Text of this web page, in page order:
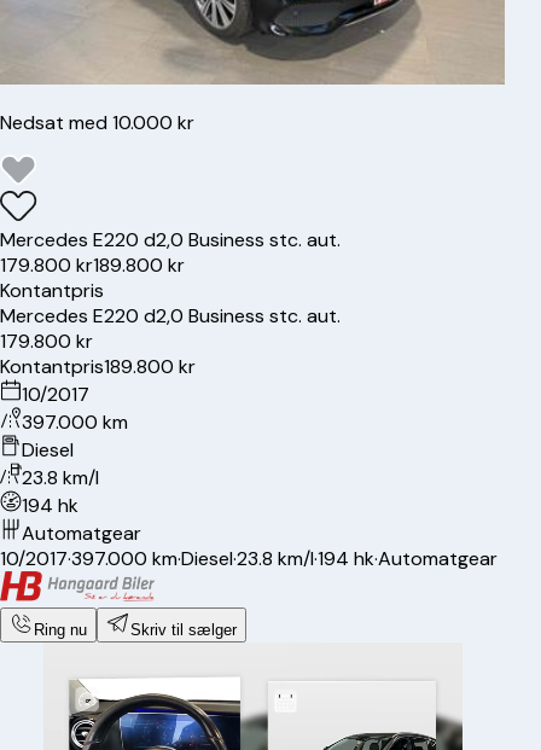
Nedsat med 10.000 kr
Mercedes E220 d2,0 Business stc. aut.
179.800 kr189.800 kr
Kontantpris
Mercedes E220 d2,0 Business stc. aut.
179.800 kr
Kontantpris189.800 kr
10/2017
397.000 km
Diesel
23.8 km/l
194 hk
Automatgear
10/2017·397.000 km·Diesel·23.8 km/l·194 hk·Automatgear
Ring nu Skriv til sælger